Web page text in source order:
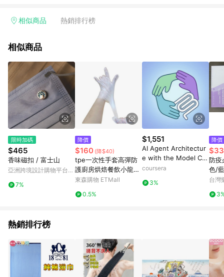
單，皆不在點數回饋範圍內。 3. 如購買以下類別商品，將無法獲
球嚴選、商城、專案商品、「草莓網」全館商品。 4. 如取消訂
回饋。 5. 點數回饋會扣除所有折扣優惠後之最終發票金額計算，
實際回饋請依LINE購物通知為主。 6. 訂單如有使用東森購物
ETMall站內之折扣優惠(包含但不限於東森幣、樂透金、東森現金
券等)，不具點數回饋資格。詳細請依東森購物ETMall之結帳頁面
顯示為準。 7. LINE購物設有「單一商品最高回饋點數」機制(特
殊活動時開放「回饋無上限」)，以同一訂單中同一商品不論件數
計算，並依訂單成立時間當下LINE購物所設定的回饋機制為準。
8. LINE購物為購物資訊整合性平台，商品資料更新會有時間差，
如顯示之商品規格、顏色、價位、贈品與東森購物ETMall銷售網
頁不符，以銷售網頁標示為準。 9. 若有贈點爭議，請務必於訂單
日期+180天以內至LINE購物客服洽詢；若超過180天(含)以上進
行申訴，恕無法贈點回饋。 10. 部分點數紅包僅限指定商品使
用，或不適用於無回饋商品。各點數紅包之適用商品與使用條件
請依點數紅包頁面規則為準。
相似商品 熱銷排行榜
相似商品
限時加碼
$465
香味磁扣 / 富士山
亞洲跨境設計購物平台
7%
降價
$160 (降$40)
tpe一次性手套高彈防
護廚房烘焙餐飲小龍蝦
燒烤食品用原雅馨
東森購物 ETMall
0.5%
$1,551
AI Agent Architectur
e with the Model Co
ntext Protocol
coursera
3%
降價
防疫
色/
隨
台灣
熱銷排行榜